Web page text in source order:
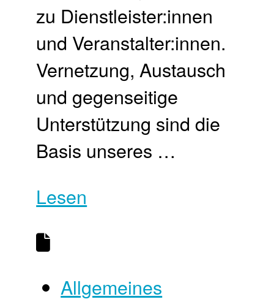
zu Dienstleister:innen
und Veranstalter:innen.
Vernetzung, Austausch
und gegenseitige
Unterstützung sind die
Basis unseres …
Lesen
Allgemeines